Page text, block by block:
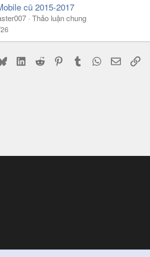
cũ 2015-2017
Thảo luận chung
BlueskyLinkedIn
Reddit PinterestTumblr WhatsApp
Email